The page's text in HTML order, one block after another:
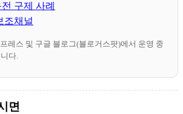
구제 사례
조채널
레스 및 구글 블로그(블로거스팟)에서 운영 중
다.
면